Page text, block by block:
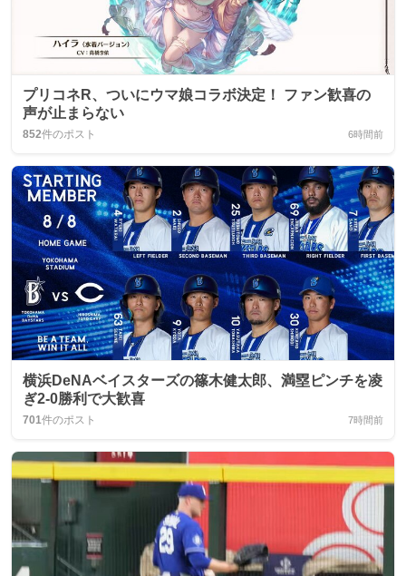
プリコネR、ついにウマ娘コラボ決定！ ファン歓喜の
声が止まらない
852件のポスト 6時間前
横浜DeNAベイスターズの篠木健太郎、満塁ピンチを凌
ぎ2-0勝利で大歓喜
701件のポスト 7時間前